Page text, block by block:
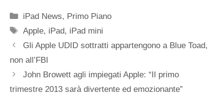
Categorie
iPad News, Primo Piano
Tag
Apple, iPad, iPad mini
Gli Apple UDID sottratti appartengono a Blue Toad,
non all’FBI
John Browett agli impiegati Apple: “Il primo
trimestre 2013 sarà divertente ed emozionante”